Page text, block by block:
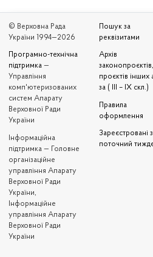
© Верховна Рада
України 1994—2026
Програмно-технічна
підтримка —
Управління
комп'ютеризованих
систем Апарату
Верховної Ради
України
Iнформаційна
підтримка — Головне
організаційне
управління Апарату
Верховної Ради
України,
Інформаційне
управління Апарату
Верховної Ради
України
Пошук за
реквізитами
Архів
законопроєктів,
проєктів інших
за ( III – IX скл.)
Правила
оформлення
Зареєстровані
поточний